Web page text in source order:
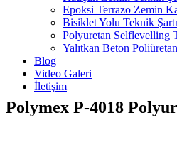
Epoksi Terrazo Zemin
Bisiklet Yolu Teknik
Polyuretan Selflevelling
Yalıtkan Beton
Blog
Video Galeri
İletişim
Polymex P-4018